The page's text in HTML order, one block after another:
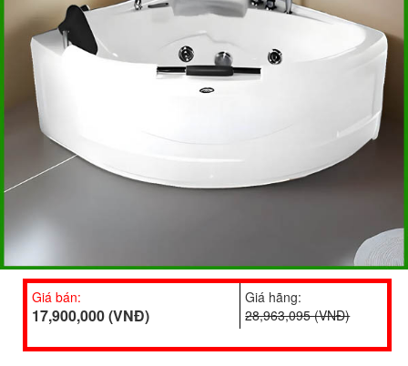
Giá bán:
17,900,000 (VNĐ)
Giá hãng:
28,963,095 (VNĐ)